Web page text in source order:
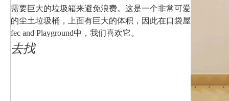
需要巨大的垃圾箱来避免浪费。这是一个非常可爱
的尘土垃圾桶，上面有巨大的体积，因此在口袋屋
fec and Playground中，我们喜欢它。
去找